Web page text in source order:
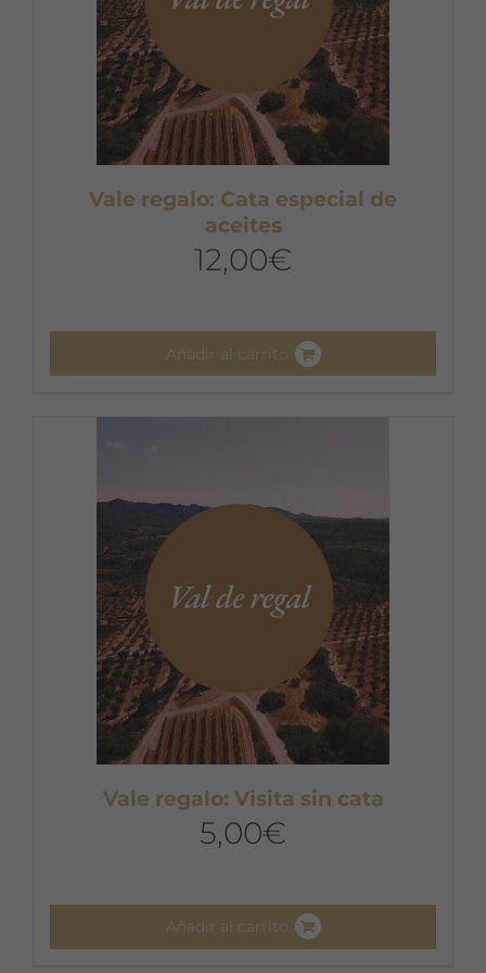
Vale regalo: Cata especial de
aceites
12,00€
Añadir al carrito
Vale regalo: Visita sin cata
5,00€
Añadir al carrito